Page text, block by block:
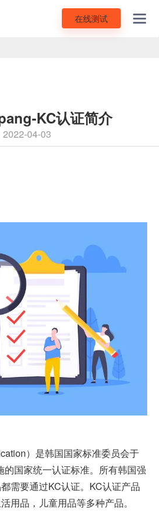
在线测试
KC认证简介
2022-04-03
）是韩国国家标准委员会于
国家统一认证标准。所有韩国强
需要通过KC认证。KC认证产品
用品，儿童用品等多种产品。